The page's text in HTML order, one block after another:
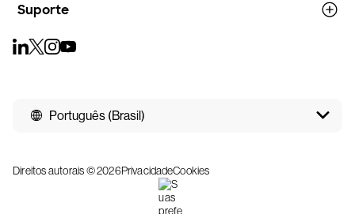
Suporte
Português (Brasil)
Direitos autorais © 2026PrivacidadeCookies